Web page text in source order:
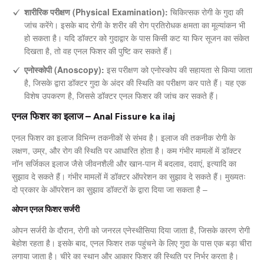
शारीरिक परीक्षण (Physical Examination): चिकित्सक रोगी के गुदा की
जांच करेंगे। इसके बाद रोगी के शरीर की रोग प्रतिरोधक क्षमता का मूल्यांकन भी
हो सकता है। यदि डॉक्टर को गुदाद्वार के पास किसी कट या फिर सूजन का संकेत
दिखता है, तो वह एनल फिशर की पुष्टि कर सकते हैं।
एनोस्कोपी (Anoscopy): इस परीक्षण को एनोस्कोप की सहायता से किया जाता
है, जिसके द्वारा डॉक्टर गुदा के अंदर की स्थिति का परीक्षण कर पाते हैं। यह एक
विशेष उपकरण है, जिससे डॉक्टर एनल फिशर की जांच कर सकते हैं।
एनल फिशर का इलाज – Anal Fissure ka ilaj
एनल फिशर का इलाज विभिन्न तकनीकों से संभव है। इलाज की तकनीक रोगी के
लक्षण, उम्र, और रोग की स्थिति पर आधारित होता है। कम गंभीर मामलों में डॉक्टर
नॉन सर्जिकल इलाज जैसे जीवनशैली और खान-पान में बदलाव, दवाएं, इत्यादि का
सुझाव दे सकते हैं। गंभीर मामलों में डॉक्टर ऑपरेशन का सुझाव दे सकते हैं। मुख्यतः
दो प्रकार के ऑपरेशन का सुझाव डॉक्टरों के द्वारा दिया जा सकता है –
ओपन एनल फिशर सर्जरी
ओपन सर्जरी के दौरान, रोगी को जनरल एनेस्थीसिया दिया जाता है, जिसके कारण रोगी
बेहोश रहता है। इसके बाद, एनल फिशर तक पहुंचने के लिए गुदा के पास एक बड़ा चीरा
लगाया जाता है। चीरे का स्थान और आकार फिशर की स्थिति पर निर्भर करता है।